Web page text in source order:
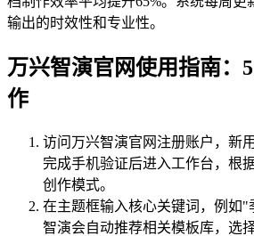
输出的时效性和专业性。
万兴智演官网使用指南：
作
访问万兴智演官网注册账户，新
完成手机验证后进入工作台，根
创作模式。
在主题框输入核心关键词，例如
智演会自动推荐相关模板库，选